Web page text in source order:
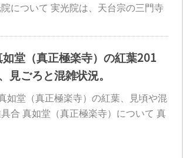
について 実光院は、天台宗の三門寺
如堂（真正極楽寺）の紅葉201
見ごろと混雑状況。
如堂（真正極楽寺）の紅葉、見頃や混
合 真如堂（真正極楽寺）について 真